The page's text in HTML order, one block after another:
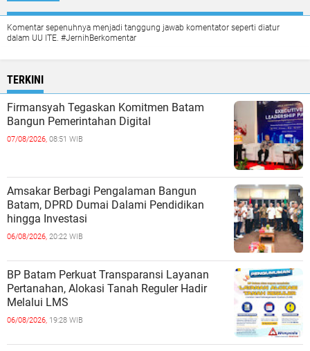
Komentar sepenuhnya menjadi tanggung jawab komentator seperti diatur
dalam UU ITE. #JernihBerkomentar
TERKINI
Firmansyah Tegaskan Komitmen Batam
Bangun Pemerintahan Digital
07/08/2026, 08:51 WIB
Amsakar Berbagi Pengalaman Bangun
Batam, DPRD Dumai Dalami Pendidikan
hingga Investasi
06/08/2026, 20:22 WIB
BP Batam Perkuat Transparansi Layanan
Pertanahan, Alokasi Tanah Reguler Hadir
Melalui LMS
06/08/2026, 19:28 WIB